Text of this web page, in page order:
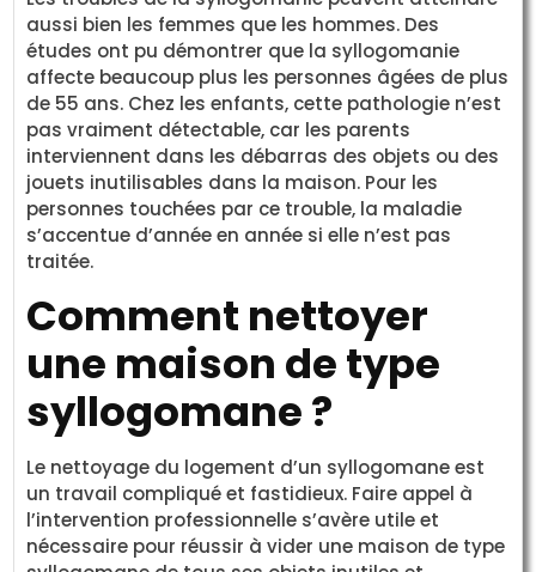
aussi bien les femmes que les hommes. Des
études ont pu démontrer que la syllogomanie
affecte beaucoup plus les personnes âgées de plus
de 55 ans. Chez les enfants, cette pathologie n’est
pas vraiment détectable, car les parents
interviennent dans les débarras des objets ou des
jouets inutilisables dans la maison. Pour les
personnes touchées par ce trouble, la maladie
s’accentue d’année en année si elle n’est pas
traitée.
Comment nettoyer
une maison de type
syllogomane ?
Le nettoyage du logement d’un syllogomane est
un travail compliqué et fastidieux. Faire appel à
l’intervention professionnelle s’avère utile et
nécessaire pour réussir à vider une maison de type